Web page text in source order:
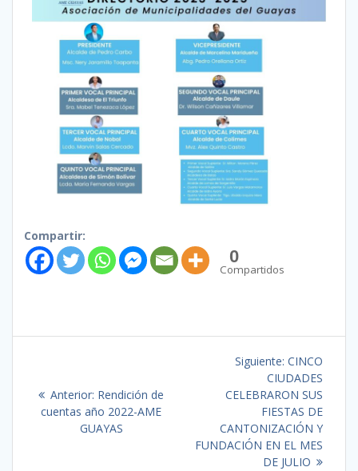
Compartir:
0
Compartidos
Anterior: Rendición de
cuentas año 2022-AME
GUAYAS
Siguiente: CINCO
CIUDADES
CELEBRARON SUS
FIESTAS DE
CANTONIZACIÓN Y
FUNDACIÓN EN EL MES
DE JULIO